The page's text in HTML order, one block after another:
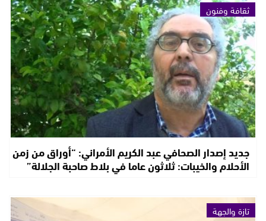
ثقافة وفنون
جديد إصدار الصحافي عبد الكريم الأمراني: “أوراق من زمن
الأحلام والخيبات: ثلاثون عاما في بلاط صاحبة الجلالة”
تازة والجهة